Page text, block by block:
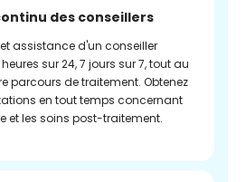
des conseillers
assistance d'un conseiller
sur 24, 7 jours sur 7, tout au
parcours de traitement. Obtenez
en tout temps concernant
et les soins post-traitement.